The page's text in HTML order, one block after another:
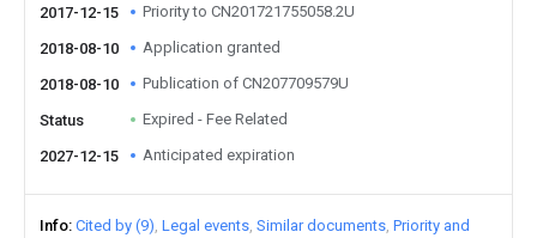
2017-12-15
Priority to CN201721755058.2U
2018-08-10 Application granted
2018-08-10 Publication of CN207709579U
Status Expired - Fee Related
2027-12-15 Anticipated expiration
Info Cited by (9) Legal events Similar documents Priority and